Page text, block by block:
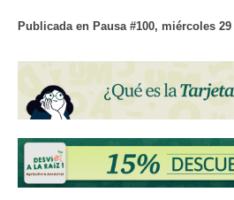
Publicada en Pausa #100, miércoles